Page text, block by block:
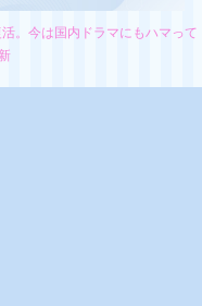
。今は国内ドラマにもハマって